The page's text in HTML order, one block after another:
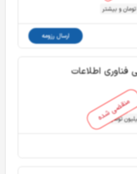
ارسال رزومه
منقضی شده
اطلاعات